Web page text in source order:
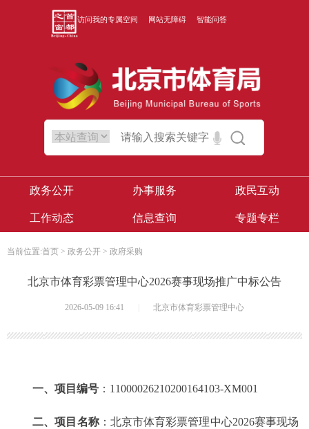
访问我的专属空间 网站无障碍 智能问答
政务公开 办事服务 政民互动
工作动态 信息查询 专题专栏
当前位置:首页 > 政务公开 > 政府采购
北京市体育彩票管理中心2026赛事现场推广中标公告
2026-05-09 16:41 北京市体育彩票管理中心
一、项目编号 ：11000026210200164103-XM001
二、项目名称：北京市体育彩票管理中心2026赛事现场